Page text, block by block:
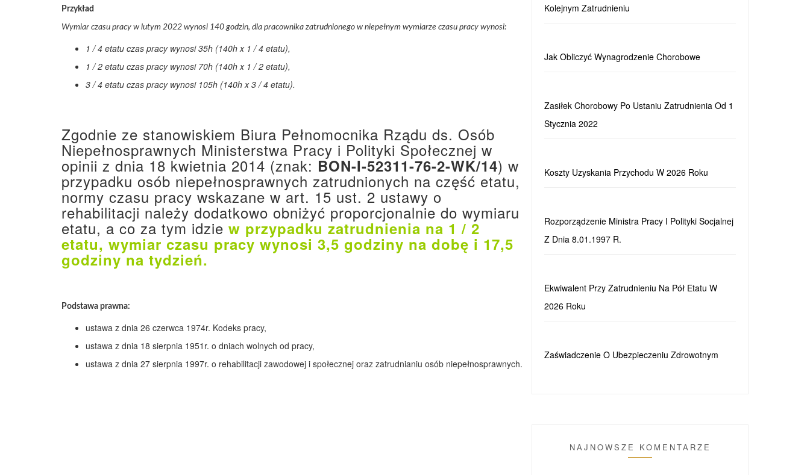
Przykład
Wymiar czasu pracy w lutym 2022 wynosi 140 godzin, dla pracownika zatrudnionego w niepełnym wymiarze czasu pracy wynosi:
1 / 4 etatu czas pracy wynosi 35h (140h x 1 / 4 etatu),
1 / 2 etatu czas pracy wynosi 70h (140h x 1 / 2 etatu),
3 / 4 etatu czas pracy wynosi 105h (140h x 3 / 4 etatu).
Zgodnie ze stanowiskiem Biura Pełnomocnika Rządu ds. Osób
Niepełnosprawnych Ministerstwa Pracy i Polityki Społecznej w
opinii z dnia 18 kwietnia 2014 (znak: BON-I-52311-76-2-WK/14) w
przypadku osób niepełnosprawnych zatrudnionych na część etatu,
normy czasu pracy wskazane w art. 15 ust. 2 ustawy o
rehabilitacji należy dodatkowo obniżyć proporcjonalnie do wymiaru
etatu, a co za tym idzie w przypadku zatrudnienia na 1 / 2
etatu, wymiar czasu pracy wynosi 3,5 godziny na dobę i 17,5
godziny na tydzień.
Podstawa prawna:
ustawa z dnia 26 czerwca 1974r. Kodeks pracy,
ustawa z dnia 18 sierpnia 1951r. o dniach wolnych od pracy,
ustawa z dnia 27 sierpnia 1997r. o rehabilitacji zawodowej i społecznej oraz zatrudnianiu osób niepełnosprawnych.
Kolejnym Zatrudnieniu
Jak Obliczyć Wynagrodzenie Chorobowe
Zasiłek Chorobowy Po Ustaniu Zatrudnienia Od 1
Stycznia 2022
Koszty Uzyskania Przychodu W 2026 Roku
Rozporządzenie Ministra Pracy I Polityki Socjalnej
Z Dnia 8.01.1997 R.
Ekwiwalent Przy Zatrudnieniu Na Pół Etatu W
2026 Roku
Zaświadczenie O Ubezpieczeniu Zdrowotnym
NAJNOWSZE KOMENTARZE